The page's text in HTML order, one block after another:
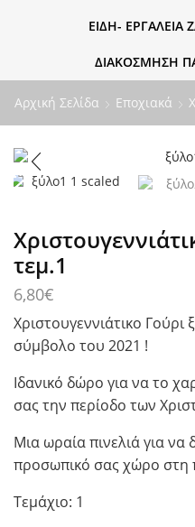
ΕΊΔΗ- ΕΡΓΑΛΕΊΑ
ΔΙΑΚΌΣΜΗΣΗ
Αρχική Σελίδα Εποχιακά
τεμ.1
6,80€
Χριστουγεννιάτικο Γούρι
σύμβολο του 2021 !
Ιδανικό δώρο για να το
σας την περίοδο των
Μια ωραία πινελιά για να
προσωπικό σας χώρο στη
Τεμάχιο: 1